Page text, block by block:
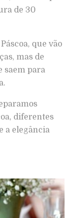
de 30
que vão
mas de
saem para
diferentes
a elegância